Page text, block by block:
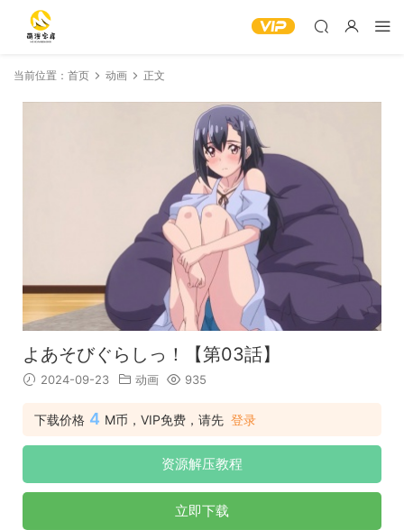
当前位置： 首页 动画 正文
よあそびぐらしっ！【第03話】
2024-09-23 动画 935
下载价格 4 M币，VIP免费，请先 登录
资源解压教程
立即下载